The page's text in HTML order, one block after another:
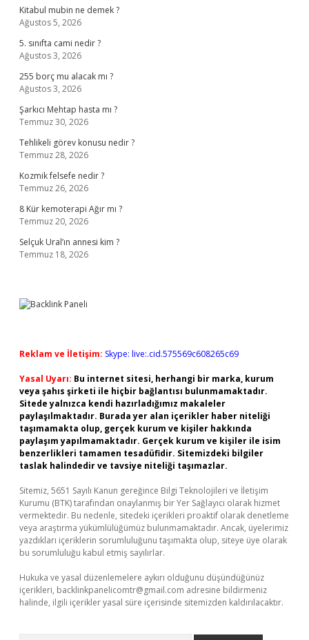
Kitabul mubin ne demek ?
Ağustos 5, 2026
5. sınıfta cami nedir ?
Ağustos 3, 2026
255 borç mu alacak mı ?
Ağustos 3, 2026
Şarkıcı Mehtap hasta mı ?
Temmuz 30, 2026
Tehlikeli görev konusu nedir ?
Temmuz 28, 2026
Kozmik felsefe nedir ?
Temmuz 26, 2026
8 Kür kemoterapi Ağır mı ?
Temmuz 20, 2026
Selçuk Ural’ın annesi kim ?
Temmuz 18, 2026
Reklam ve İletişim: Skype: live:.cid.575569c608265c69
Yasal Uyarı: Bu internet sitesi, herhangi bir marka, kurum
veya şahıs şirketi ile hiçbir bağlantısı bulunmamaktadır.
Sitede yalnızca kendi hazırladığımız makaleler
paylaşılmaktadır. Burada yer alan içerikler haber niteliği
taşımamakta olup, gerçek kurum ve kişiler hakkında
paylaşım yapılmamaktadır. Gerçek kurum ve kişiler ile isim
benzerlikleri tamamen tesadüfidir. Sitemizdeki bilgiler
taslak halindedir ve tavsiye niteliği taşımazlar.
Sitemiz, 5651 Sayılı Kanun gereğince Bilgi Teknolojileri ve İletişim
Kurumu (BTK) tarafından onaylanmış bir Yer Sağlayıcı olarak hizmet
vermektedir. Bu nedenle, sitedeki içerikleri proaktif olarak denetleme
veya araştırma yükümlülüğümüz bulunmamaktadır. Ancak, üyelerimiz
yazdıkları içeriklerin sorumluluğunu taşımakta olup, siteye üye olarak
bu sorumluluğu kabul etmiş sayılırlar.
Hukuka ve yasal düzenlemelere aykırı olduğunu düşündüğünüz
içerikleri, backlinkpanelicomtr@gmail.com adresine bildirmeniz
halinde, ilgili içerikler yasal süre içerisinde sitemizden kaldırılacaktır.